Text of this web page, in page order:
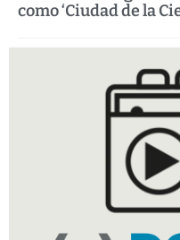
como ‘Ciudad de la